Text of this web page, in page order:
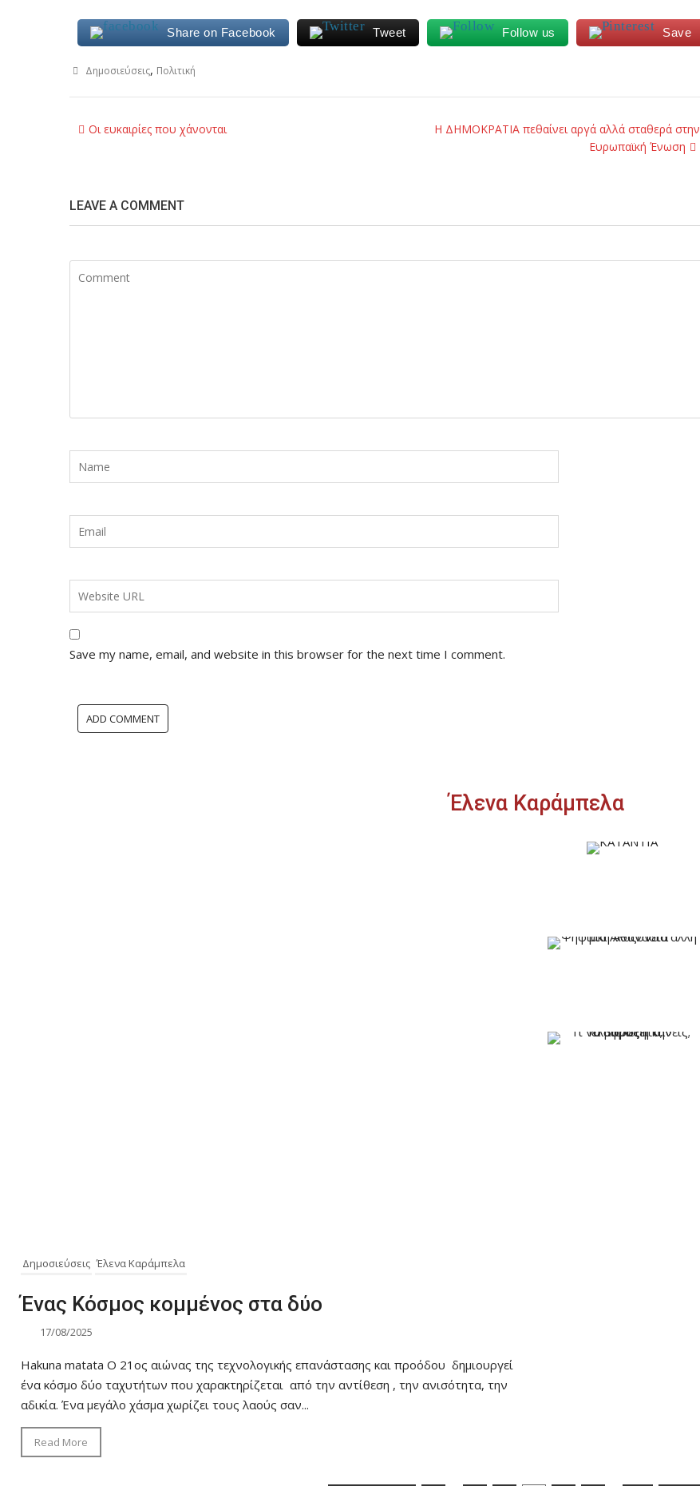
Share on Facebook Tweet Follow us Save
Δημοσιεύσεις, Πολιτική
Post
Οι ευκαιρίες που χάνονται
H ΔΗΜΟΚΡΑΤΙΑ πεθαίνει αργά αλλά σταθερά στην
Ευρωπαϊκή Ένωση
LEAVE A COMMENT
Save my name, email, and website in this browser for the next time I comment.
Έλενα Καράμπελα
Δημοσιεύσεις Έλενα Καράμπελα
Ένας Κόσμος κομμένος στα δύο
17/08/2025
Hakuna matata Ο 21ος αιώνας της τεχνολογικής επανάστασης και προόδου δημιουργεί
ένα κόσμο δύο ταχυτήτων που χαρακτηρίζεται από την αντίθεση , την ανισότητα, την
αδικία. Ένα μεγάλο χάσμα χωρίζει τους λαούς σαν...
Read More